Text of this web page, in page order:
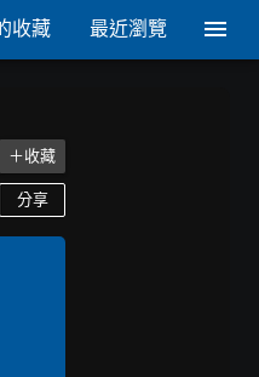
收藏 最近瀏覽
＋收藏
分享